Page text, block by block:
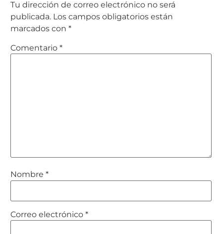
Tu dirección de correo electrónico no será
publicada. Los campos obligatorios están
marcados con *
Comentario *
Nombre *
Correo electrónico *